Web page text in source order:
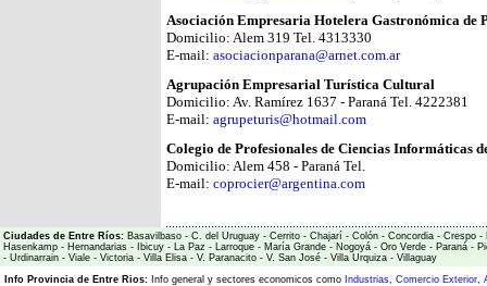
Asociación Empresaria Hotelera Gastronómica de
Domicilio: Alem 319 Tel. 4313330
E-mail: asociacionparana@arnet.com.ar
Agrupación Empresarial Turística Cultural
Domicilio: Av. Ramírez 1637 - Paraná Tel. 4222381
E-mail: agrupeturis@hotmail.com
Colegio de Profesionales de Ciencias Informáticas
Domicilio: Alem 458 - Paraná Tel.
E-mail: coprocier@argentina.com
Ciudades de Entre Ríos: Basavilbaso - C. del Uruguay - Cerrito - Chajarí - Colón - Concordia - Crespo -
Hasenkamp - Hernandarias - Ibicuy - La Paz - Larroque - María Grande - Nogoyá - Oro Verde - Paraná -
- Urdinarrain - Viale - Victoria - Villa Elisa - V. Paranacito - V. San José - Villa Urquiza - Villaguay
Info Provincia de Entre Rios: Info general y sectores economicos como Industrias, Comercio Exterior,